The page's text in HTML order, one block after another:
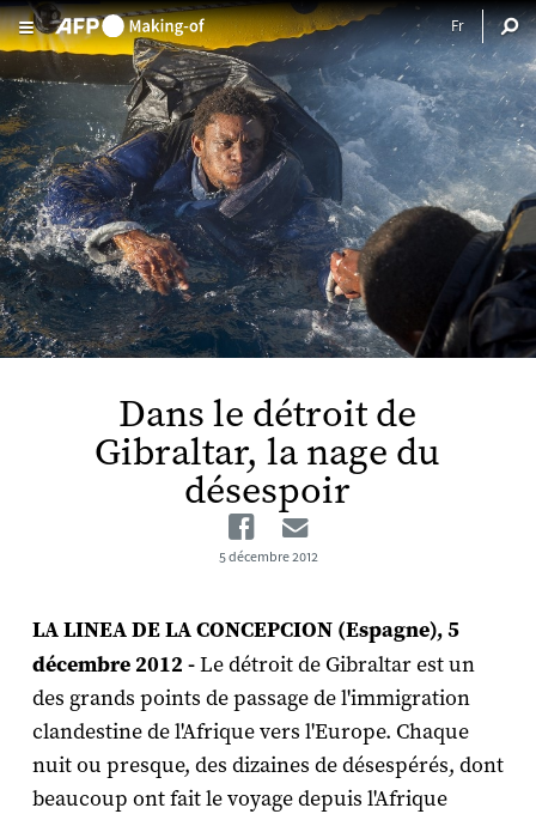
Aller au contenu principal
Dans le détroit de
Gibraltar, la nage du
désespoir
Facebook
5 décembre 2012
LA LINEA DE LA CONCEPCION (Espagne), 5
décembre 2012 -Le détroit de Gibraltar est un
des grands points de passage de l'immigration
clandestine de l'Afrique vers l'Europe. Chaque
nuit ou presque, des dizaines de désespérés, dont
beaucoup ont fait le voyage depuis l'Afrique